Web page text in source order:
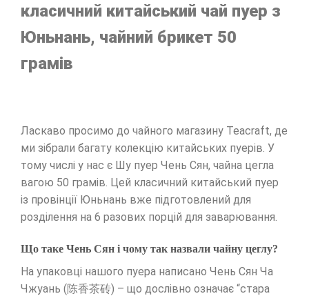
класичний китайський чай пуер з
Юньнань, чайний брикет 50
грамів
Ласкаво просимо до чайного магазину Teacraft, де
ми зібрали багату колекцію китайських пуерів. У
тому числі у нас є Шу пуер Чень Сян, чайна цегла
вагою 50 грамів. Цей класичний китайський пуер
із провінції Юньнань вже підготовлений для
розділення на 6 разових порцій для заварювання.
Що таке Чень Сян і чому так назвали чайну цеглу?
На упаковці нашого пуера написано Чень Сян Ча
Чжуань (陈香茶砖) – що дослівно означає “стара